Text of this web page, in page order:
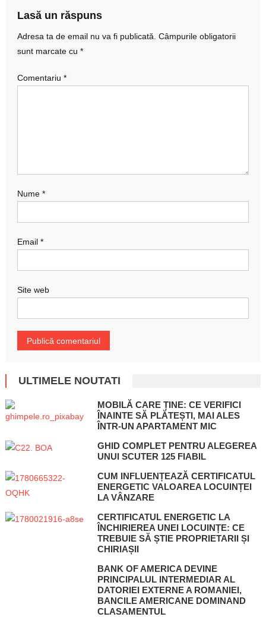
Lasă un răspuns
Adresa ta de email nu va fi publicată. Câmpurile obligatorii
sunt marcate cu *
Comentariu *
Nume *
Email *
Site web
ULTIMELE NOUTATI
MOBILĂ CARE ȚINE: CE VERIFICI
ÎNAINTE SĂ PLĂTEȘTI, MAI ALES
ÎNTR-UN APARTAMENT MIC
GHID COMPLET PENTRU ALEGEREA
UNUI SCUTER 125 FIABIL
CUM INFLUENȚEAZĂ CERTIFICATUL
ENERGETIC VALOAREA LOCUINȚEI
LA VÂNZARE
CERTIFICATUL ENERGETIC LA
ÎNCHIRIEREA UNEI LOCUINȚE: CE
TREBUIE SĂ ȘTIE PROPRIETARII ȘI
CHIRIAȘII
BANK OF AMERICA DEVINE
PRINCIPALUL INTERMEDIAR AL
DATORIEI EXTERNE A ROMANIEI,
BANCILE AMERICANE DOMINAND
CLASAMENTUL